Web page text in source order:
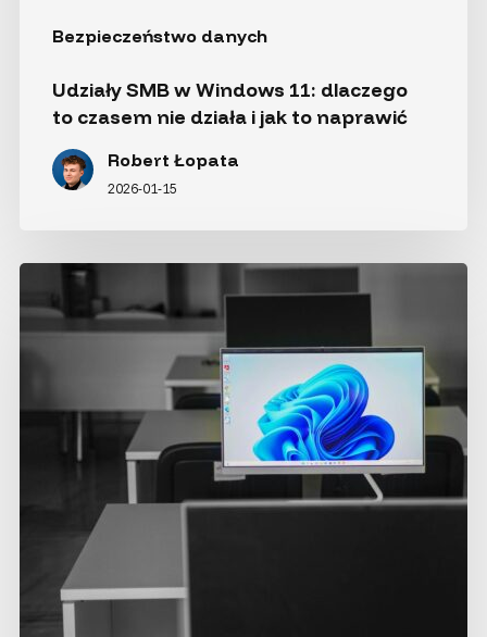
Bezpieczeństwo danych
Udziały SMB w Windows 11: dlaczego
to czasem nie działa i jak to naprawić
Robert Łopata
2026-01-15
Koniec
wsparcia
Windows
10
co teraz?